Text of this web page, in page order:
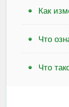
Как
Что
Что